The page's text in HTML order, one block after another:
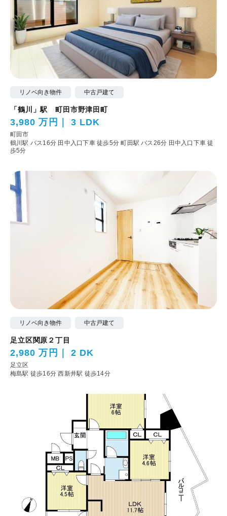
リノベ向き物件 中古戸建て
「鶴川」駅 町田市野津田町
3,980 万円 3 LDK
町田市
鶴川駅 バス16分 田中入口下車 徒歩5分町田駅 バス26分 田中入口下車 徒
歩5分
リノベ向き物件 中古戸建て
足立区関原２丁目
2,980 万円 2 DK
足立区
梅島駅 徒歩16分西新井駅 徒歩14分